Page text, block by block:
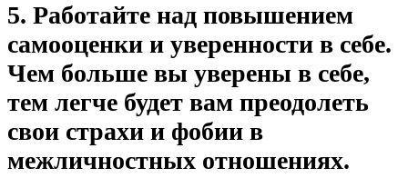
5. Работайте над повышением
самооценки и уверенности в себе.
Чем больше вы уверены в себе,
тем легче будет вам преодолеть
свои страхи и фобии в
межличностных отношениях.